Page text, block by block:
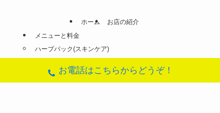
ホーム
お店の紹介
メニューと料金
ハーブパック(スキンケア)
ナノバブルオゾンシャワー
お電話はこちらからどうぞ！